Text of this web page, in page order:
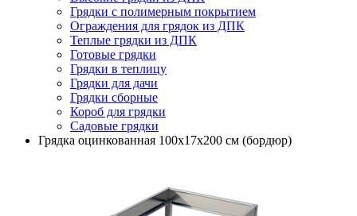
Грядки с полимерным покрытием
Ограждения для грядок из ДПК
Теплые грядки из ДПК
Готовые грядки
Грядки в теплицу
Грядки для дачи
Грядки сборные
Короб для грядки
Садовые грядки
Грядка оцинкованная 100х17х200 см (бордюр)